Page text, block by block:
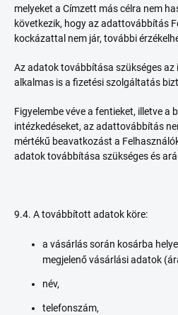
melyeket a Címzett más célra nem
következik, hogy az adattovábbítás
kockázattal nem jár, további
Az adatok továbbítása szükséges az
alkalmas is a fizetési szolgáltatás
Figyelembe véve a fentieket, illetve a
intézkedéseket, az adattovábbítás
mértékű beavatkozást a
adatok továbbítása szükséges és
9.4. A továbbított adatok köre:
a vásárlás során kosárba
megjelenő vásárlási adatok
név,
telefonszám,